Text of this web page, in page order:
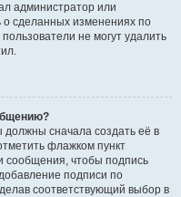
администратор или
о сделанных изменениях по
не могут удалить
сначала создать её в
флажком пункт
сообщения, чтобы подпись
подписи по
соответствующий выбор в